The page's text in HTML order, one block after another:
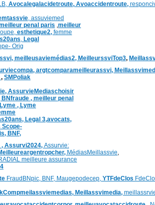
Avocalegalacidetroute, Avoaccidentroute,
, assuviemed
penal paris ,meilleur
esthetique2, femme
, Legal
Orig
meilleusaviemédias2, MeilleurssviTop3,
argtcomparameilleurassvi,
, SMPoliak
AssurvieMediaschoisir
BNfraude , meilleur penal
Lyme , Lyme
Legal 3,avocats,
Scope-
BNF,
, Assurvi2024, Assurvie:
MédiasMeillassvie,
meilleure assurance
FraudBNpic, BNF, Maugepodecep, YTFdeClos
Compmeilassviemedias, Meillassvimedia,